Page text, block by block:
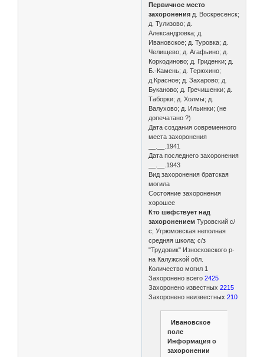
Первичное место
захоронения д. Воскресенск;
д. Тулизово; д.
Александровка; д.
Ивановское; д. Туровка; д.
Челищево; д. Агафьино; д.
Коркодиново; д. Гриденки; д.
Б.-Камень; д. Терюхино;
д.Красное; д. Захарово; д.
Буканово; д. Гречишенки; д.
Таборки; д. Холмы; д.
Валухово; д. Ильинки; (не
допечатано ?)
Дата создания современного
места захоронения
__.__.1941
Дата последнего захоронения
__.__.1943
Вид захоронения братская
могила
Состояние захоронения
хорошее
Кто шефствует над
захоронениемТуровский с/
с; Угрюмовская неполная
средняя школа; с/з
"Трудовик" Износковского р-
на Калужской обл.
Количество могил 1
Захоронено всего2425
Захоронено известных2215
Захоронено неизвестных 210
Ивановское
поле
Информация о
захоронении